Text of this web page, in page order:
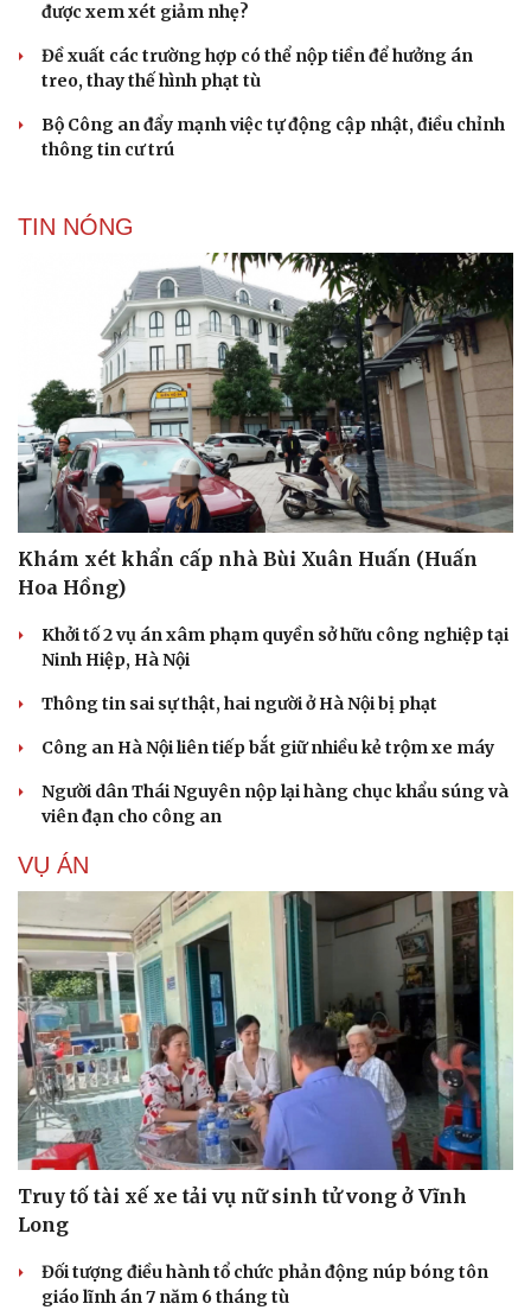
Du lịch
Tư vấn
Săn Tour
check-in
Podcast
Câu chuyện thời sự
Đọc truyện đêm khuya
Cửa sổ tình yêu
Kể chuyện cho bé
được xem xét giảm nhẹ?
Đề xuất các trường hợp có thể nộp tiền để hưởng án
treo, thay thế hình phạt tù
Bộ Công an đẩy mạnh việc tự động cập nhật, điều chỉnh
thông tin cư trú
TIN NÓNG
Khám xét khẩn cấp nhà Bùi Xuân Huấn (Huấn
Hoa Hồng)
Khởi tố 2 vụ án xâm phạm quyền sở hữu công nghiệp tại
Ninh Hiệp, Hà Nội
Thông tin sai sự thật, hai người ở Hà Nội bị phạt
Công an Hà Nội liên tiếp bắt giữ nhiều kẻ trộm xe máy
Người dân Thái Nguyên nộp lại hàng chục khẩu súng và
viên đạn cho công an
VỤ ÁN
Truy tố tài xế xe tải vụ nữ sinh tử vong ở Vĩnh
Long
Đối tượng điều hành tổ chức phản động núp bóng tôn
giáo lĩnh án 7 năm 6 tháng tù